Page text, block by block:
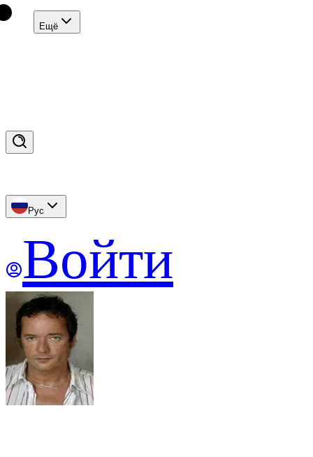
Eщё
Рус
Войти